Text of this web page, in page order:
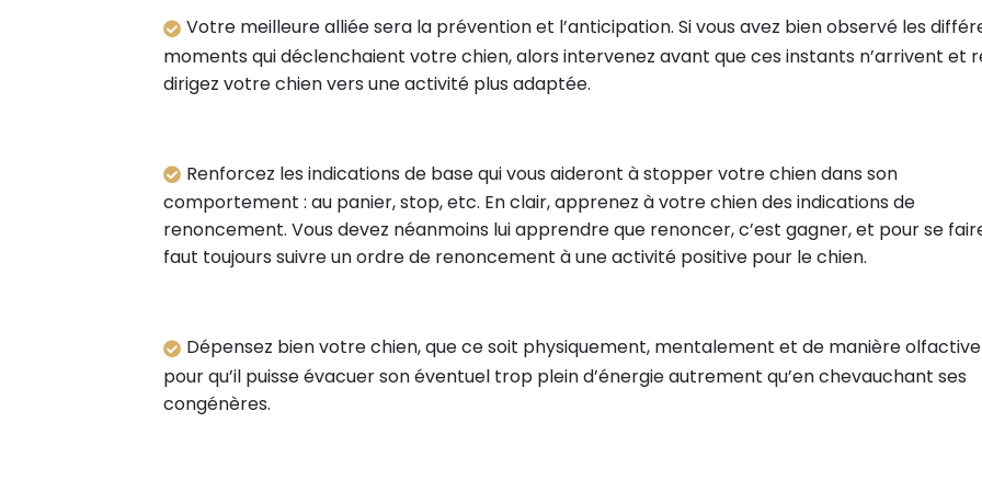
Votre meilleure alliée sera la prévention et l’anticipation. Si vous avez bien observé les
moments qui déclenchaient votre chien, alors intervenez avant que ces instants n’arrivent et
dirigez votre chien vers une activité plus adaptée.
Renforcez les indications de base qui vous aideront à stopper votre chien dans son
comportement : au panier, stop, etc. En clair, apprenez à votre chien des indications de
renoncement. Vous devez néanmoins lui apprendre que renoncer, c’est gagner, et pour se
faut toujours suivre un ordre de renoncement à une activité positive pour le chien.
Dépensez bien votre chien, que ce soit physiquement, mentalement et de manière olfactive
pour qu’il puisse évacuer son éventuel trop plein d’énergie autrement qu’en chevauchant ses
congénères.